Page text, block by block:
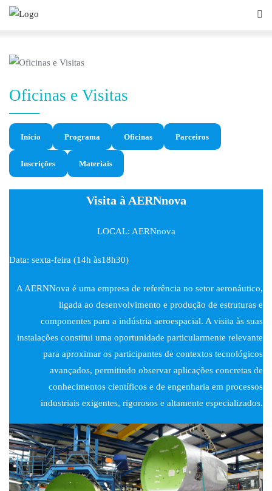
Oficinas e Visitas
Início Programa Oficinas Parceiros
Inscrições Materiais
Visita à AERNnova
LOCAL: AERNnova
Data: sexta-feira (14h às18h30)
A AERNNova é uma empresa de referência no setor aeronáutico,
ligada ao desenvolvimento e produção de estruturas e
componentes para a indústria aeroespacial. A visita às suas
instalações constitui uma oportunidade particularmente relevante
para aproximar os participantes de contextos tecnológicos
avançados, permitindo observar aplicações concretas de
conhecimentos científicos e de engenharia em processos
industriais exigentes, rigorosos e altamente especializados.